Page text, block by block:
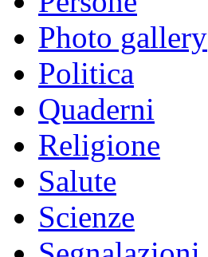
Photo gallery
Politica
Quaderni
Religione
Salute
Scienze